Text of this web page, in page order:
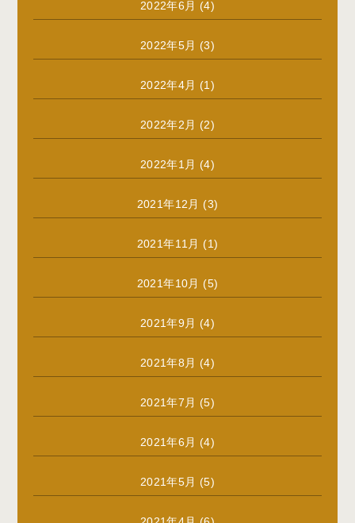
2022年6月 (4)
2022年5月 (3)
2022年4月 (1)
2022年2月 (2)
2022年1月 (4)
2021年12月 (3)
2021年11月 (1)
2021年10月 (5)
2021年9月 (4)
2021年8月 (4)
2021年7月 (5)
2021年6月 (4)
2021年5月 (5)